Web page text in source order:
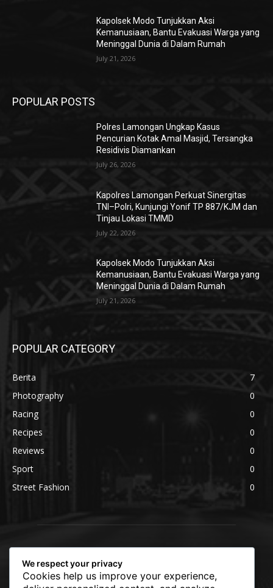
Kapolsek Modo Tunjukkan Aksi
Kemanusiaan, Bantu Evakuasi Warga yang
Meninggal Dunia di Dalam Rumah
July 21, 2026
POPULAR POSTS
Polres Lamongan Ungkap Kasus
Pencurian Kotak Amal Masjid, Tersangka
Residivis Diamankan
July 26, 2026
Kapolres Lamongan Perkuat Sinergitas
TNI–Polri, Kunjungi Yonif TP 887/KJM dan
Tinjau Lokasi TMMD
July 22, 2026
Kapolsek Modo Tunjukkan Aksi
Kemanusiaan, Bantu Evakuasi Warga yang
Meninggal Dunia di Dalam Rumah
July 21, 2026
POPULAR CATEGORY
Berita
7
Photography
0
Racing
0
Recipes
0
Reviews
0
Sport
0
Street Fashion
0
We respect your privacy
Cookies help us improve your experience,